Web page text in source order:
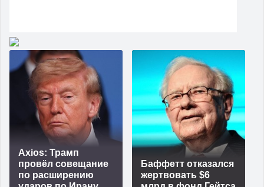
Axios: Трамп
провёл совещание
по расширению
Баффетт отказался
жертвовать $6